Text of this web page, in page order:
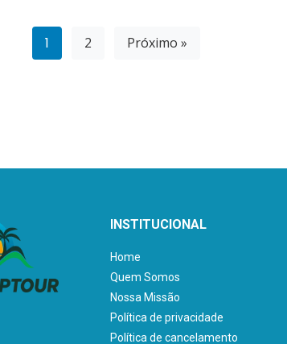
1 2 Próximo »
INSTITUCIONAL
Home
Quem Somos
Nossa Missão
Política de privacidade
Política de cancelamento